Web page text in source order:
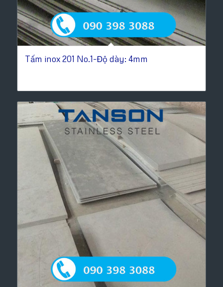
Tấm inox 201 No.1-Độ dày: 4mm